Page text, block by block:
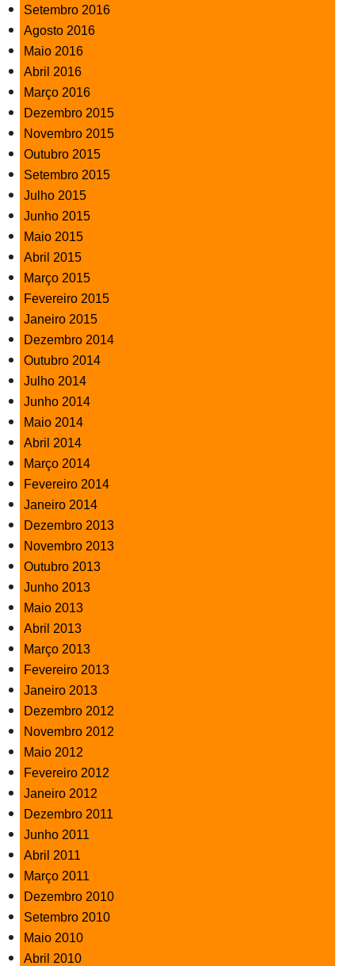
Setembro 2016
Agosto 2016
Maio 2016
Abril 2016
Março 2016
Dezembro 2015
Novembro 2015
Outubro 2015
Setembro 2015
Julho 2015
Junho 2015
Maio 2015
Abril 2015
Março 2015
Fevereiro 2015
Janeiro 2015
Dezembro 2014
Outubro 2014
Julho 2014
Junho 2014
Maio 2014
Abril 2014
Março 2014
Fevereiro 2014
Janeiro 2014
Dezembro 2013
Novembro 2013
Outubro 2013
Junho 2013
Maio 2013
Abril 2013
Março 2013
Fevereiro 2013
Janeiro 2013
Dezembro 2012
Novembro 2012
Maio 2012
Fevereiro 2012
Janeiro 2012
Dezembro 2011
Junho 2011
Abril 2011
Março 2011
Dezembro 2010
Setembro 2010
Maio 2010
Abril 2010